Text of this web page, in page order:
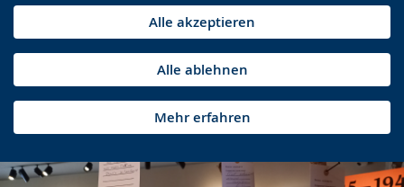
Alle akzeptieren
Alle ablehnen
Mehr erfahren